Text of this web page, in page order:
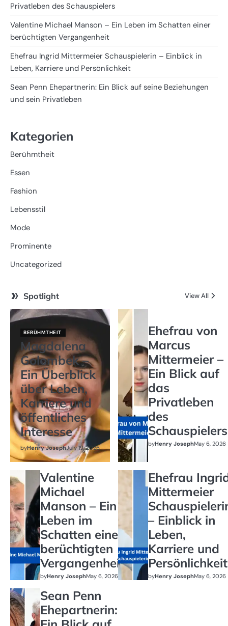
Privatleben des Schauspielers
Valentine Michael Manson – Ein Leben im Schatten einer
berüchtigten Vergangenheit
Ehefrau Ingrid Mittermeier Schauspielerin – Einblick in
Leben, Karriere und Persönlichkeit
Sean Penn Ehepartnerin: Ein Blick auf seine Beziehungen
und sein Privatleben
Kategorien
Berühmtheit
Essen
Fashion
Lebensstil
Mode
Prominente
Uncategorized
Spotlight View All
BERÜHMTHEIT
Magdalena
Golombek –
Ein Überblick
über Leben,
Karriere und
öffentliches
Interesse
byHenry JosephJuly 19, 2026
Ehefrau von
Marcus
Mittermeier –
Ein Blick auf
das
Privatleben
des
Schauspielers
byHenry JosephMay 6, 2026
Valentine
Michael
Manson – Ein
Leben im
Schatten einer
berüchtigten
Vergangenheit
byHenry JosephMay 6, 2026
Ehefrau
Mittermeier
– Einblick in
Leben,
Karriere und
Persönlichkeit
byHenry JosephMay 6, 2026
Sean Penn
Ehepartnerin: